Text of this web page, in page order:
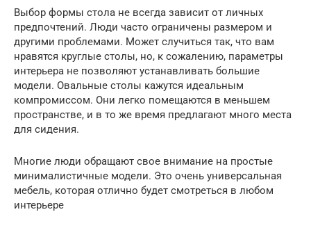
Выбор формы стола не всегда зависит от личных
предпочтений. Люди часто ограничены размером и
другими проблемами. Может случиться так, что вам
нравятся круглые столы, но, к сожалению, параметры
интерьера не позволяют устанавливать большие
модели. Овальные столы кажутся идеальным
компромиссом. Они легко помещаются в меньшем
пространстве, и в то же время предлагают много места
для сидения.
Многие люди обращают свое внимание на простые
минималистичные модели. Это очень универсальная
мебель, которая отлично будет смотреться в любом
интерьере